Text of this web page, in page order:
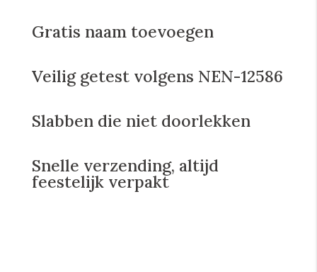
Gratis naam toevoegen
Veilig getest volgens NEN-12586
Slabben die niet doorlekken
Snelle verzending, altijd
feestelijk verpakt